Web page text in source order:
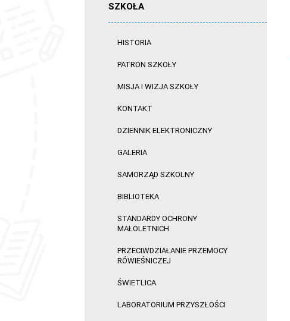
SZKOŁA
HISTORIA
PATRON SZKOŁY
MISJA I WIZJA SZKOŁY
KONTAKT
DZIENNIK ELEKTRONICZNY
GALERIA
SAMORZĄD SZKOLNY
BIBLIOTEKA
STANDARDY OCHRONY
MAŁOLETNICH
PRZECIWDZIAŁANIE PRZEMOCY
RÓWIEŚNICZEJ
ŚWIETLICA
LABORATORIUM PRZYSZŁOŚCI